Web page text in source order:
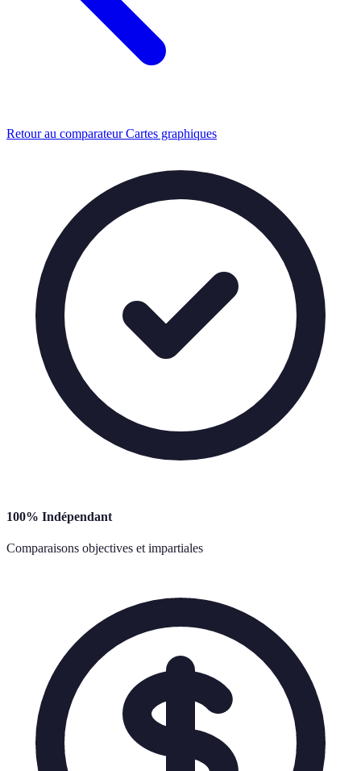
Retour au comparateur Cartes graphiques
100% Indépendant
Comparaisons objectives et impartiales